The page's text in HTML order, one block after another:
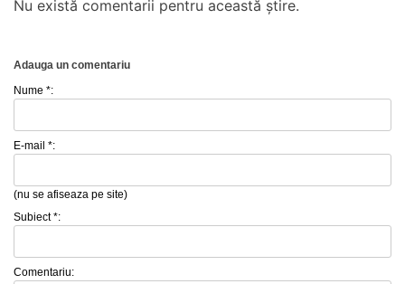
Nu există comentarii pentru această știre.
Adauga un comentariu
Nume *:
E-mail *:
(nu se afiseaza pe site)
Subiect *:
Comentariu: